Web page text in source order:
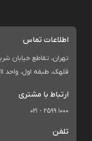
اطلاعات تماس
تهران، تقاطع خیابان
قلهک، طبقه اول، واحد 11
ارتباط با مشتری
021 - 2599 1000
تلفن